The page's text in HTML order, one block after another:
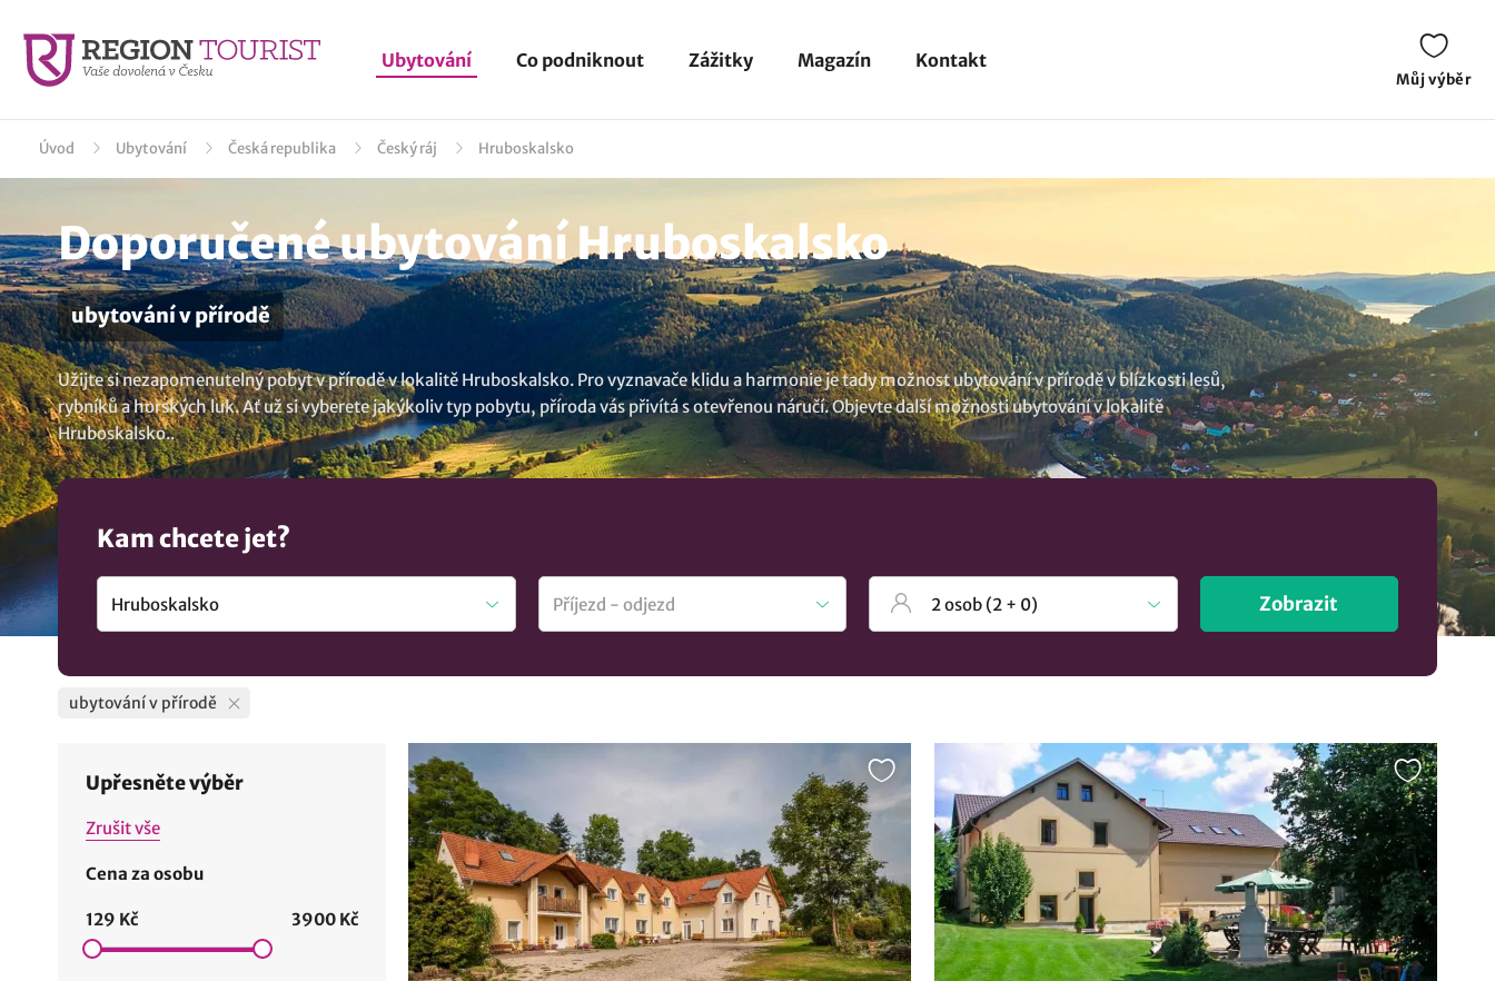
Ubytování Co podniknout Zážitky Magazín Kontakt
Můj výběr
Úvod Ubytování Česká republika Český ráj Hruboskalsko
Doporučené ubytování Hruboskalsko
ubytování v přírodě
Užijte si nezapomenutelný pobyt v přírodě v lokalitě Hruboskalsko. Pro vyznavače klidu a harmonie je tady možnost ubytování v přírodě v blízkosti lesů,
rybníků a horských luk. Ať už si vyberete jakýkoliv typ pobytu, příroda vás přivítá s otevřenou náručí. Objevte další možnostiubytování v lokalitě
Hruboskalsko..
Kam chcete jet?
Zobrazit
ubytování v přírodě
Upřesněte výběr
Zrušit vše
Cena za osobu
129 Kč 3900 Kč